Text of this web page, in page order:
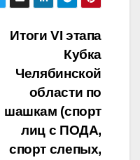
Итоги VI этапа
Кубка
Челябинской
области по
шашкам (спорт
лиц с ПОДА,
спорт слепых,